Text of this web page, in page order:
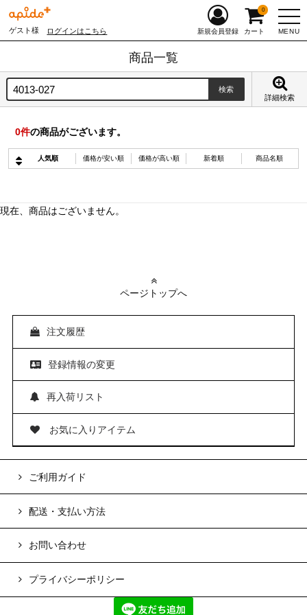
ゲスト様 ログインはこちら MENU
新規会員登録 カート
0
商品一覧
詳細検索
0件の商品がございます。
人気順 価格が安い順 価格が高い順 新着順 商品名順
現在、商品はございません。
ページトップへ
注文履歴
登録情報の変更
再入荷リスト
お気に入りアイテム
ご利用ガイド
配送・支払い方法
お問い合わせ
プライバシーポリシー